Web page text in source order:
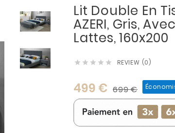
Lit Double En
AZERI, Gris,
Lattes, 160x200
     REVIEW (0)
499 € 699 €